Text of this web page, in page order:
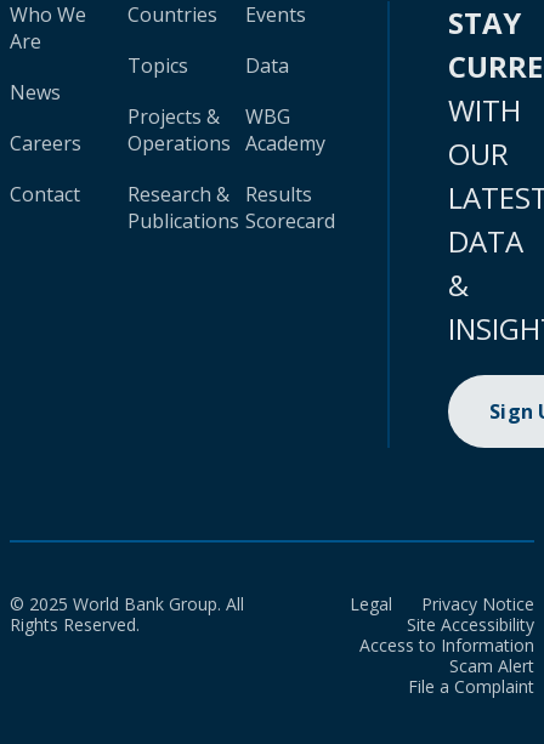
Who We
Are
News
Careers
Contact
Countries
Topics
Projects &
Operations
Research &
Publications
Events
Data
WBG
Academy
Results
Scorecard
STAY
WITH
OUR
DATA
&
Sign
© 2025 World Bank Group. All
Rights Reserved.
Legal
Privacy Notice
Site Accessibility
Access to Information
Scam Alert
File a Complaint